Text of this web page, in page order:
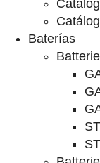
Baterías